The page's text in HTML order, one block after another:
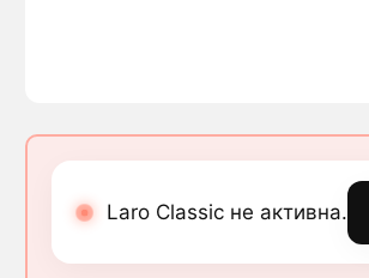
Laro Classic не активна.